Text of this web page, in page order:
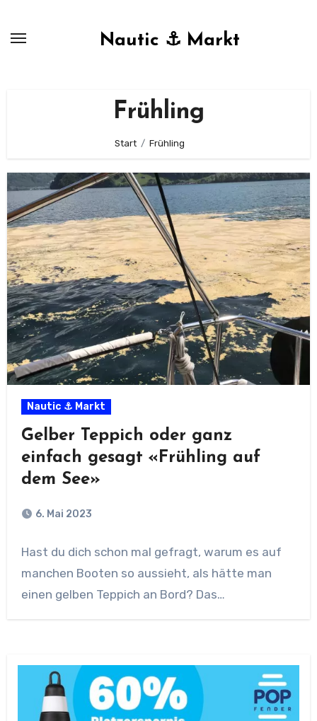
Nautic ⚓ Markt
Frühling
Start Frühling
Nautic ⚓ Markt
Gelber Teppich oder ganz
einfach gesagt «Frühling auf
dem See»
6. Mai 2023
Hast du dich schon mal gefragt, warum es auf
manchen Booten so aussieht, als hätte man
einen gelben Teppich an Bord? Das…